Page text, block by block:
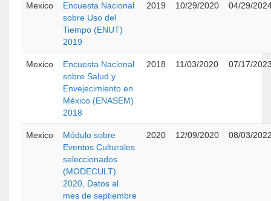
Mexico
Encuesta Nacional
sobre Uso del
Tiempo (ENUT)
2019
2019 10/29/2020 04/29/
Mexico
Encuesta Nacional
sobre Salud y
Envejecimiento en
México (ENASEM)
2018
2018 11/03/2020 07/17/
Mexico
Módulo sobre
Eventos Culturales
seleccionados
(MODECULT)
2020, Datos al
mes de septiembre
2020 12/09/2020 08/03/